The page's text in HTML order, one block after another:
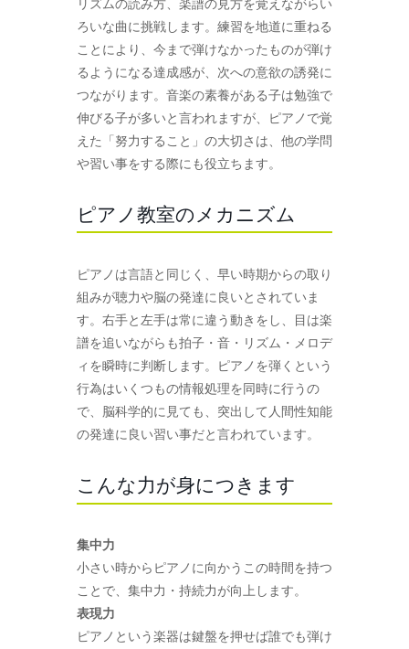
ろいな曲に挑戦します。練習を地道に重ねる
ことにより、今まで弾けなかったものが弾け
るようになる達成感が、次への意欲の誘発に
つながります。音楽の素養がある子は勉強で
伸びる子が多いと言われますが、ピアノで覚
えた「努力すること」の大切さは、他の学問
や習い事をする際にも役立ちます。
ピアノ教室のメカニズム
ピアノは言語と同じく、早い時期からの取り
組みが聴力や脳の発達に良いとされていま
す。右手と左手は常に違う動きをし、目は楽
譜を追いながらも拍子・音・リズム・メロデ
ィを瞬時に判断します。ピアノを弾くという
行為はいくつもの情報処理を同時に行うの
で、脳科学的に見ても、突出して人間性知能
の発達に良い習い事だと言われています。
こんな力が身につきます
集中力
小さい時からピアノに向かうこの時間を持つ
ことで、集中力・持続力が向上します。
表現力
ピアノという楽器は鍵盤を押せば誰でも弾け